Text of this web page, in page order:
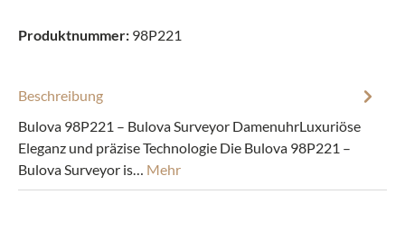
Produktnummer: 98P221
Beschreibung
Bulova 98P221 – Bulova Surveyor DamenuhrLuxuriöse
Eleganz und präzise Technologie Die Bulova 98P221 –
Bulova Surveyor is… Mehr